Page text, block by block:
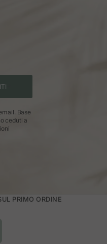
Base
ceduti a
PRIMO ORDINE